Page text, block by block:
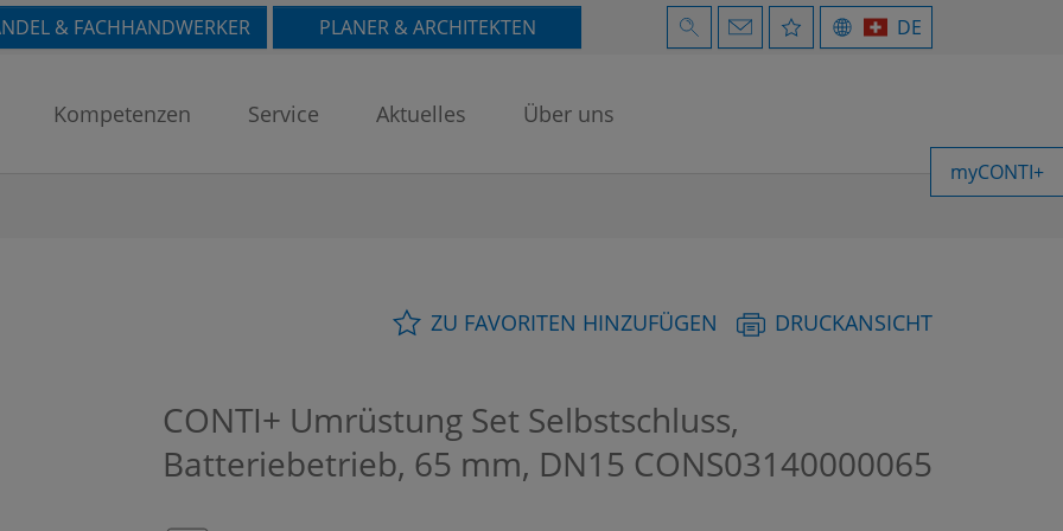
& FACHHANDWERKER PLANER & ARCHITEKTEN DE
Kompetenzen Service Aktuelles Über uns
myCONTI+
ZU FAVORITEN HINZUFÜGEN DRUCKANSICHT
CONTI+ Umrüstung Set Selbstschluss,
Batteriebetrieb, 65 mm, DN15 CONS03140000065